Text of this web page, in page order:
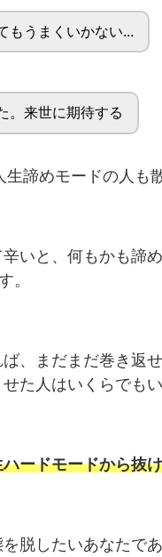
もうまくいかない...
。来世に期待する
諦めモードの人も
いと、何もかも諦
。
、まだまだ巻き返
た人はいくらでもい
ハードモードから抜
脱したいあなたで